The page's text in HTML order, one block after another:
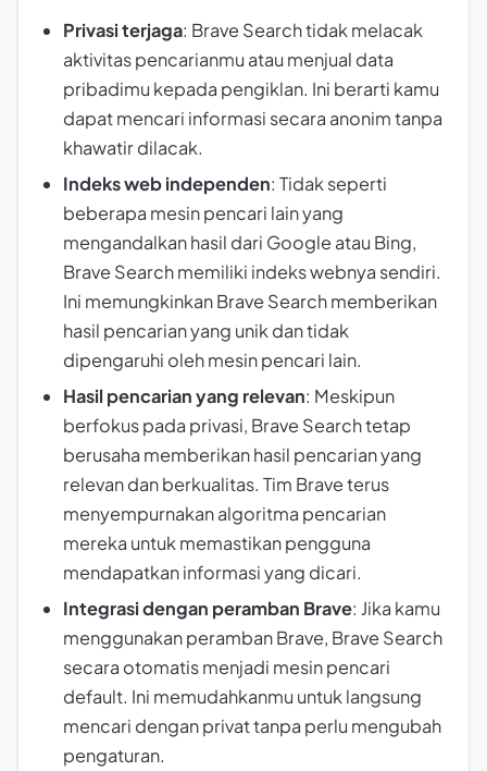
Privasi terjaga: Brave Search tidak melacak
aktivitas pencarianmu atau menjual data
pribadimu kepada pengiklan. Ini berarti kamu
dapat mencari informasi secara anonim tanpa
khawatir dilacak.
Indeks web independen: Tidak seperti
beberapa mesin pencari lain yang
mengandalkan hasil dari Google atau Bing,
Brave Search memiliki indeks webnya sendiri.
Ini memungkinkan Brave Search memberikan
hasil pencarian yang unik dan tidak
dipengaruhi oleh mesin pencari lain.
Hasil pencarian yang relevan: Meskipun
berfokus pada privasi, Brave Search tetap
berusaha memberikan hasil pencarian yang
relevan dan berkualitas. Tim Brave terus
menyempurnakan algoritma pencarian
mereka untuk memastikan pengguna
mendapatkan informasi yang dicari.
Integrasi dengan peramban Brave: Jika kamu
menggunakan peramban Brave, Brave Search
secara otomatis menjadi mesin pencari
default. Ini memudahkanmu untuk langsung
mencari dengan privat tanpa perlu mengubah
pengaturan.